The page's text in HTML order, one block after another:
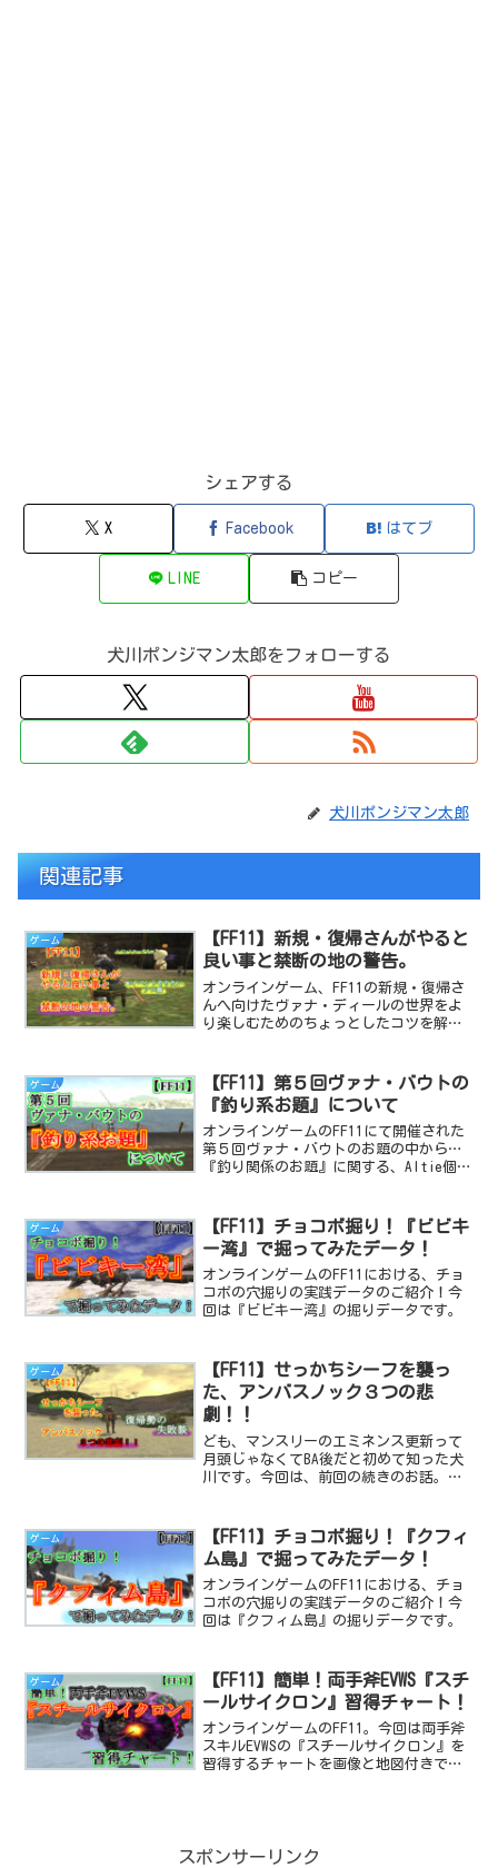
シェアする
X Facebook はてブ
LINE コピー
犬川ポンジマン太郎をフォローする
犬川ポンジマン太郎
関連記事
ゲーム
【FF11】新規・復帰さんがやると
良い事と禁断の地の警告。
オンラインゲーム、FF11の新規・復帰さ
んへ向けたヴァナ・ディールの世界をよ
り楽しむためのちょっとしたコツを解説
ゲーム
【FF11】第５回ヴァナ・バウトの
『釣り系お題』について
オンラインゲームのFF11にて開催された
第５回ヴァナ・バウトのお題の中から…
『釣り関係のお題』に関する、Altie個人
ゲーム
【FF11】チョコボ掘り！『ビビキ
ー湾』で掘ってみたデータ！
オンラインゲームのFF11における、チョ
コボの穴掘りの実践データのご紹介！今
回は『ビビキー湾』の掘りデータです。
ゲーム
【FF11】せっかちシーフを襲っ
た、アンバスノック３つの悲
劇！！
ども、マンスリーのエミネンス更新って
月頭じゃなくてBA後だと初めて知った犬
川です。今回は、前回の続きのお話。復
か。お話します。Altieやっぱ完全ソロだ
と時間かかるね～...
ゲーム
【FF11】チョコボ掘り！『クフィ
ム島』で掘ってみたデータ！
オンラインゲームのFF11における、チョ
コボの穴掘りの実践データのご紹介！今
回は『クフィム島』の掘りデータです。
ゲーム
【FF11】簡単！両手斧EVWS『スチ
ールサイクロン』習得チャート！
オンラインゲームのFF11。今回は両手斧
スキルEVWSの『スチールサイクロン』を
習得するチャートを画像と地図付きで解
スポンサーリンク